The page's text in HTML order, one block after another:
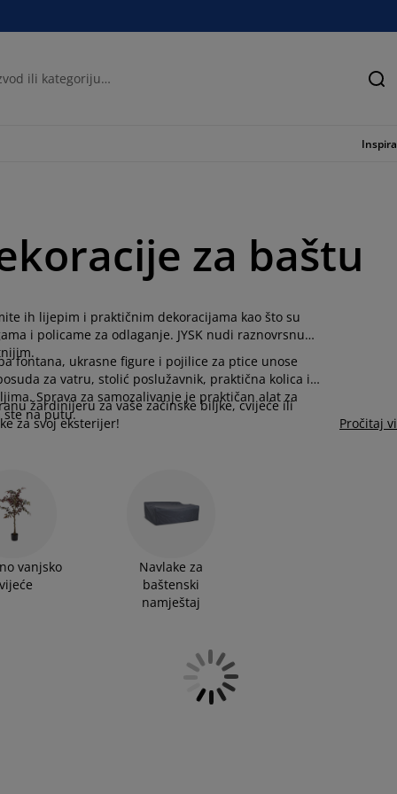
za baštu
ih lijepim i praktičnim dekoracijama kao što su
i policame za odlaganje. JYSK nudi raznovrsnu
fontana, ukrasne figure i pojilice za ptice unose
za vatru, stolić poslužavnik, praktična kolica i
Sprava za samozalivanje je praktičan alat za
ste na putu.
žardinijeru za vaše začinske biljke, cvijeće ili
za svoj eksterijer!
Pročitaj
vanjsko
Navlake za
baštenski
namještaj